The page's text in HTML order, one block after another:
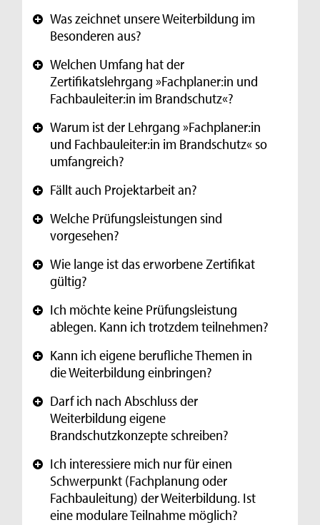
+ Was zeichnet unsere Weiterbildung im
Besonderen aus?
+ Welchen Umfang hat der
Zertifikatslehrgang »Fachplaner:in und
Fachbauleiter:in im Brandschutz«?
+ Warum ist der Lehrgang »Fachplaner:in
und Fachbauleiter:in im Brandschutz« so
umfangreich?
+ Fällt auch Projektarbeit an?
+ Welche Prüfungsleistungen sind
vorgesehen?
+ Wie lange ist das erworbene Zertifikat
gültig?
+ Ich möchte keine Prüfungsleistung
ablegen. Kann ich trotzdem teilnehmen?
+ Kann ich eigene berufliche Themen in
die Weiterbildung einbringen?
+ Darf ich nach Abschluss der
Weiterbildung eigene
Brandschutzkonzepte schreiben?
+ Ich interessiere mich nur für einen
Schwerpunkt (Fachplanung oder
Fachbauleitung) der Weiterbildung. Ist
eine modulare Teilnahme möglich?